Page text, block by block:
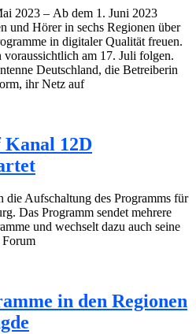
2023 – Ab dem 1. Juni 2023
und Hörer in sechs Regionen über
in digitaler Qualität freuen.
am 17. Juli folgen.
Deutschland, die Betreiberin
ihr Netz auf
12D
die Aufschaltung des Programms für
Das Programm sendet mehrere
und wechselt dazu auch seine
in den Regionen